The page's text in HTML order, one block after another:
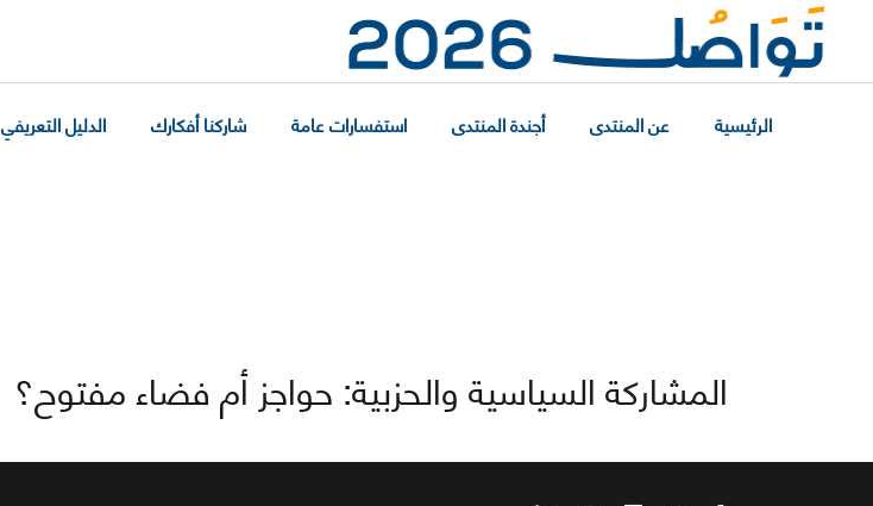
الرئيسية عن المنتدى أجندة المنتدى استفسارات عامة شاركنا أفكارك الدليل التعريفي
المشاركة السياسية والحزبية: حواجز أم فضاء مفتوح؟